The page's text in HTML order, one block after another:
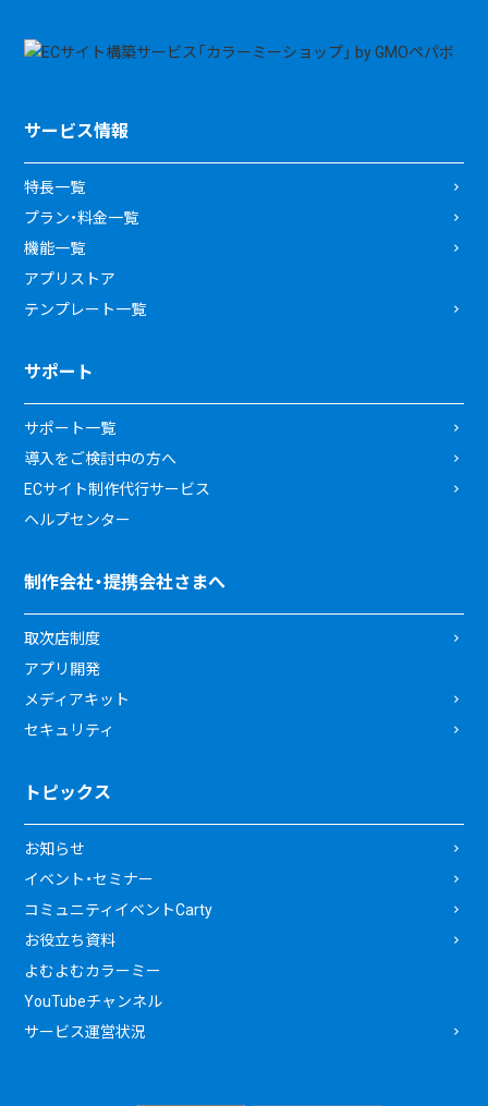
サービス情報
特長一覧
プラン・料金一覧
機能一覧
アプリストア
テンプレート一覧
サポート
サポート一覧
導入をご検討中の方へ
ECサイト制作代行サービス
ヘルプセンター
制作会社・提携会社さまへ
取次店制度
アプリ開発
メディアキット
セキュリティ
トピックス
お知らせ
イベント・セミナー
コミュニティイベントCarty
お役立ち資料
よむよむカラーミー
YouTubeチャンネル
サービス運営状況